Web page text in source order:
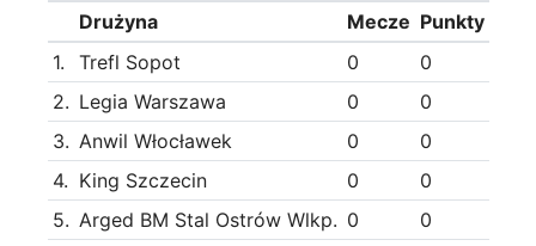
Drużyna
Mecze Punkty
1.
Trefl Sopot 0
0
2. Legia Warszawa 0
0
3. Anwil Włocławek 0
0
4. King Szczecin 0
0
5. Arged BM Stal Ostrów Wlkp. 0
0